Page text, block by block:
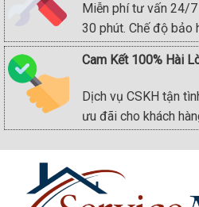
Miễn phí tư vấn 24/
30 phút. Chế độ bảo
Cam Kết 100% Hài
Dịch vụ CSKH tận
ưu đãi cho khách